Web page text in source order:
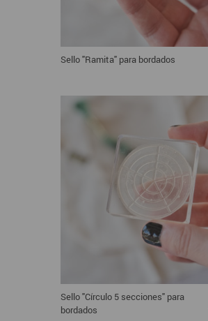
Sello "Ramita" para bordados
Sello "Círculo 5 secciones" para
bordados